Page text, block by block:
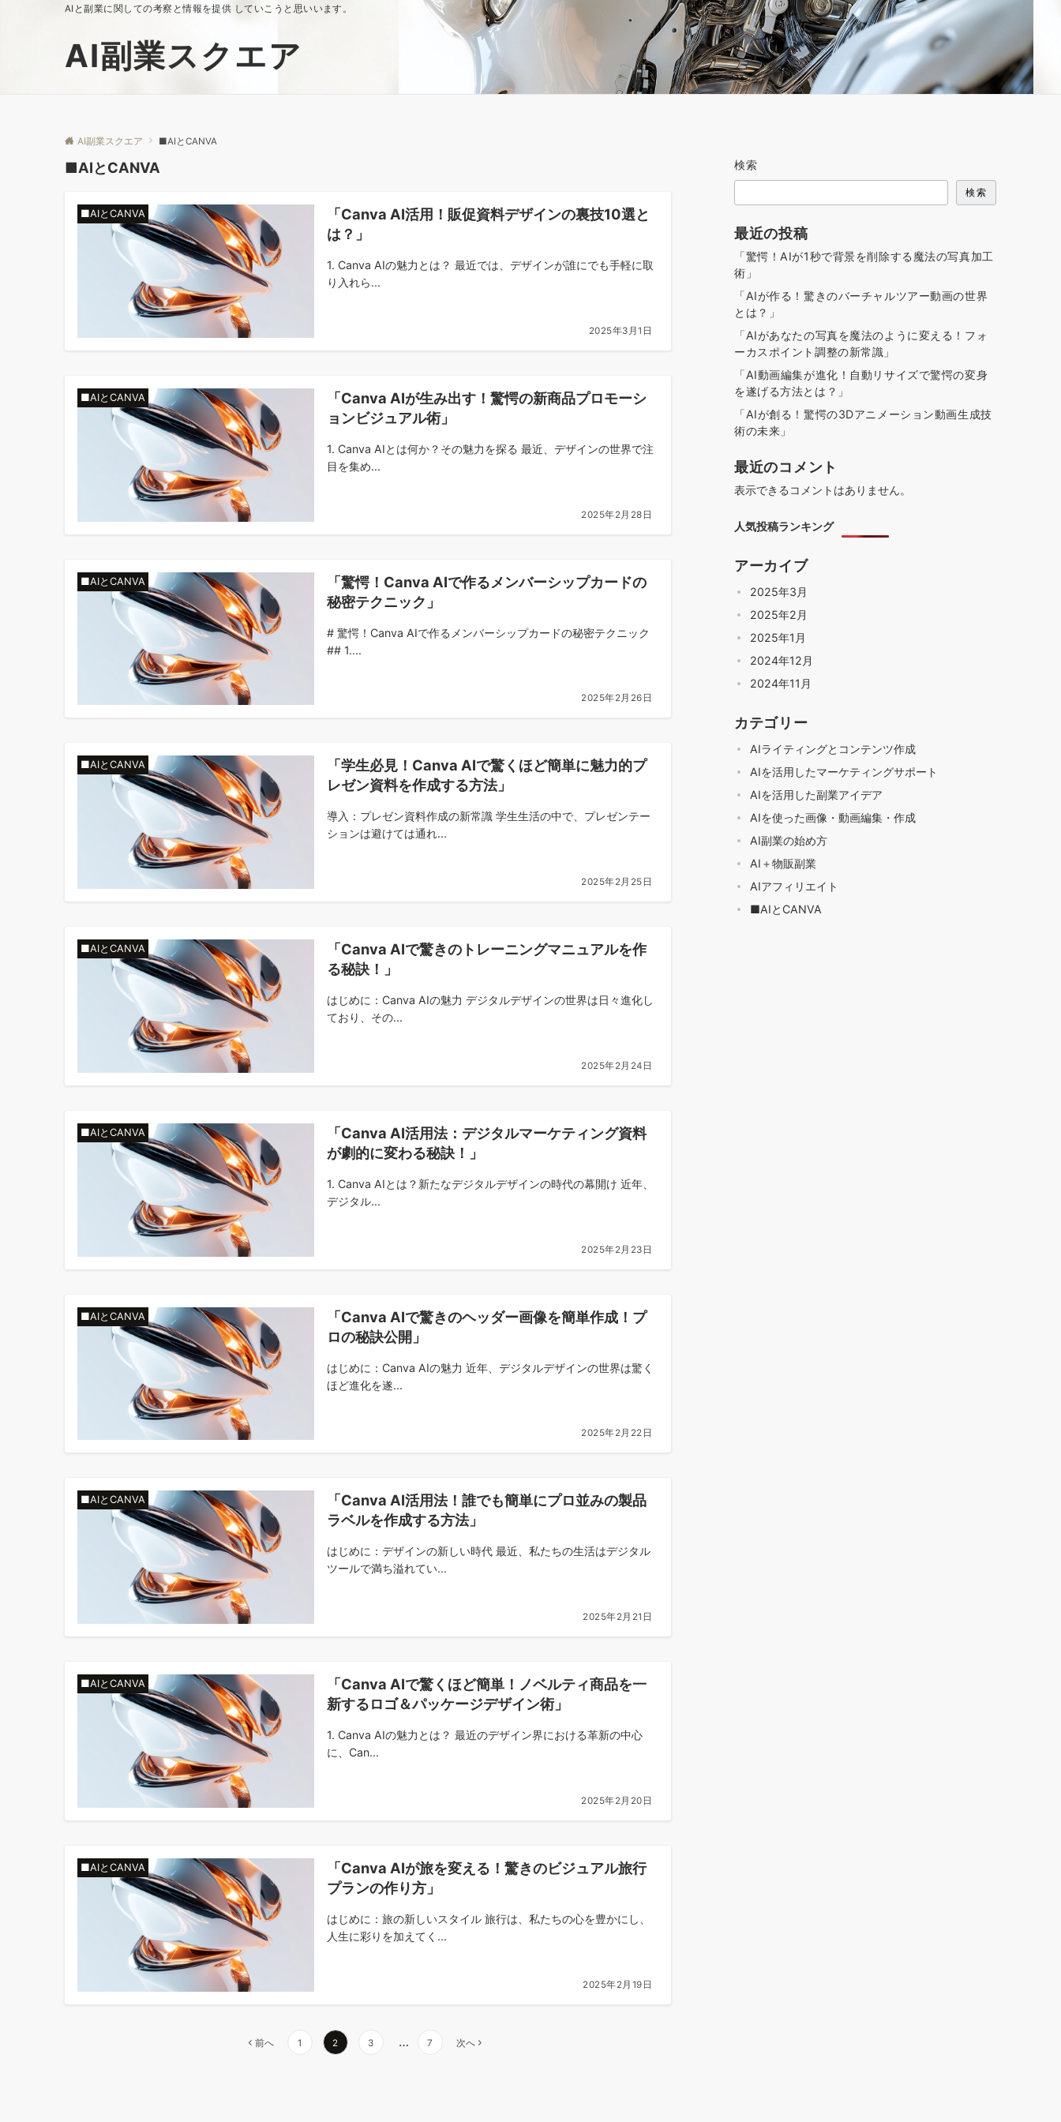
AIと副業に関しての考察と情報を提供 していこうと思いいます。
AI副業スクエア
AI副業スクエア ■AIとCANVA
■AIとCANVA
■AIとCANVA
「Canva AI活用！販促資料デザインの裏技10選と
は？」
1. Canva AIの魅力とは？ 最近では、デザインが誰にでも手軽に取
り入れら...
2025年3月1日
■AIとCANVA
「Canva AIが生み出す！驚愕の新商品プロモーシ
ョンビジュアル術」
1. Canva AIとは何か？その魅力を探る 最近、デザインの世界で注
目を集め...
2025年2月28日
■AIとCANVA
「驚愕！Canva AIで作るメンバーシップカードの
秘密テクニック」
# 驚愕！Canva AIで作るメンバーシップカードの秘密テクニック
## 1....
2025年2月26日
■AIとCANVA
「学生必見！Canva AIで驚くほど簡単に魅力的プ
レゼン資料を作成する方法」
導入：プレゼン資料作成の新常識 学生生活の中で、プレゼンテー
ションは避けては通れ...
2025年2月25日
■AIとCANVA
「Canva AIで驚きのトレーニングマニュアルを作
る秘訣！」
はじめに：Canva AIの魅力 デジタルデザインの世界は日々進化し
ており、その...
2025年2月24日
■AIとCANVA
「Canva AI活用法：デジタルマーケティング資料
が劇的に変わる秘訣！」
1. Canva AIとは？新たなデジタルデザインの時代の幕開け 近年、
デジタル...
2025年2月23日
■AIとCANVA
「Canva AIで驚きのヘッダー画像を簡単作成！プ
ロの秘訣公開」
はじめに：Canva AIの魅力 近年、デジタルデザインの世界は驚く
ほど進化を遂...
2025年2月22日
■AIとCANVA
「Canva AI活用法！誰でも簡単にプロ並みの製品
ラベルを作成する方法」
はじめに：デザインの新しい時代 最近、私たちの生活はデジタル
ツールで満ち溢れてい...
2025年2月21日
■AIとCANVA
「Canva AIで驚くほど簡単！ノベルティ商品を一
新するロゴ＆パッケージデザイン術」
1. Canva AIの魅力とは？ 最近のデザイン界における革新の中心
に、Can...
2025年2月20日
■AIとCANVA
「Canva AIが旅を変える！驚きのビジュアル旅行
プランの作り方」
はじめに：旅の新しいスタイル 旅行は、私たちの心を豊かにし、
人生に彩りを加えてく...
2025年2月19日
前へ 1 2 3 … 7 次へ
検索
検索
最近の投稿
「驚愕！AIが1秒で背景を削除する魔法の写真加工
術」
「AIが作る！驚きのバーチャルツアー動画の世界
とは？」
「AIがあなたの写真を魔法のように変える！フォ
ーカスポイント調整の新常識」
「AI動画編集が進化！自動リサイズで驚愕の変身
を遂げる方法とは？」
「AIが創る！驚愕の3Dアニメーション動画生成技
術の未来」
最近のコメント
表示できるコメントはありません。
人気投稿ランキング
アーカイブ
2025年3月
2025年2月
2025年1月
2024年12月
2024年11月
カテゴリー
AIライティングとコンテンツ作成
AIを活用したマーケティングサポート
AIを活用した副業アイデア
AIを使った画像・動画編集・作成
AI副業の始め方
AI＋物販副業
AIアフィリエイト
■AIとCANVA